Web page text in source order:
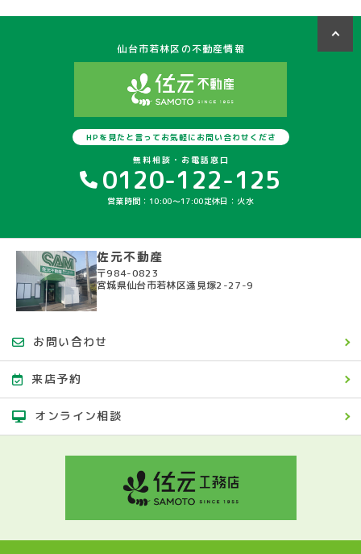
仙台市若林区の不動産情報
HPを見たと言ってお気軽にお問い合わせくださ
い
無料相談・お電話窓口
0120-122-125
営業時間：10:00〜17:00定休日：火水
佐元不動産
〒984-0823
宮城県仙台市若林区遠見塚2-27-9
お問い合わせ
来店予約
オンライン相談